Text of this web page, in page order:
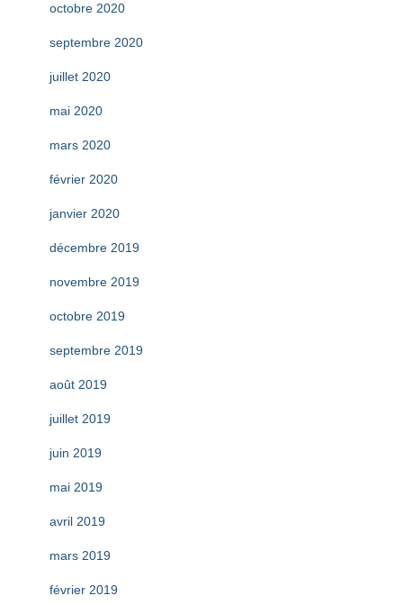
octobre 2020
septembre 2020
juillet 2020
mai 2020
mars 2020
février 2020
janvier 2020
décembre 2019
novembre 2019
octobre 2019
septembre 2019
août 2019
juillet 2019
juin 2019
mai 2019
avril 2019
mars 2019
février 2019